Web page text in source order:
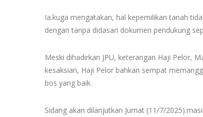
Ia.kuga mengatakan, hal kepemilikan tanah
dengan tanpa didasari dokumen pendukung
Meski dihadirkan JPU, keterangan Haji Pelor,
kesaksian, Haji Pelor bahkan sempat
bos yang baik.
Sidang akan dilanjutkan Jumat (11/7/